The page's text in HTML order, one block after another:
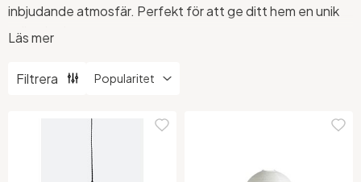
inbjudande atmosfär. Perfekt för att ge ditt hem en unik
stämning!
Läs mer
Filtrera